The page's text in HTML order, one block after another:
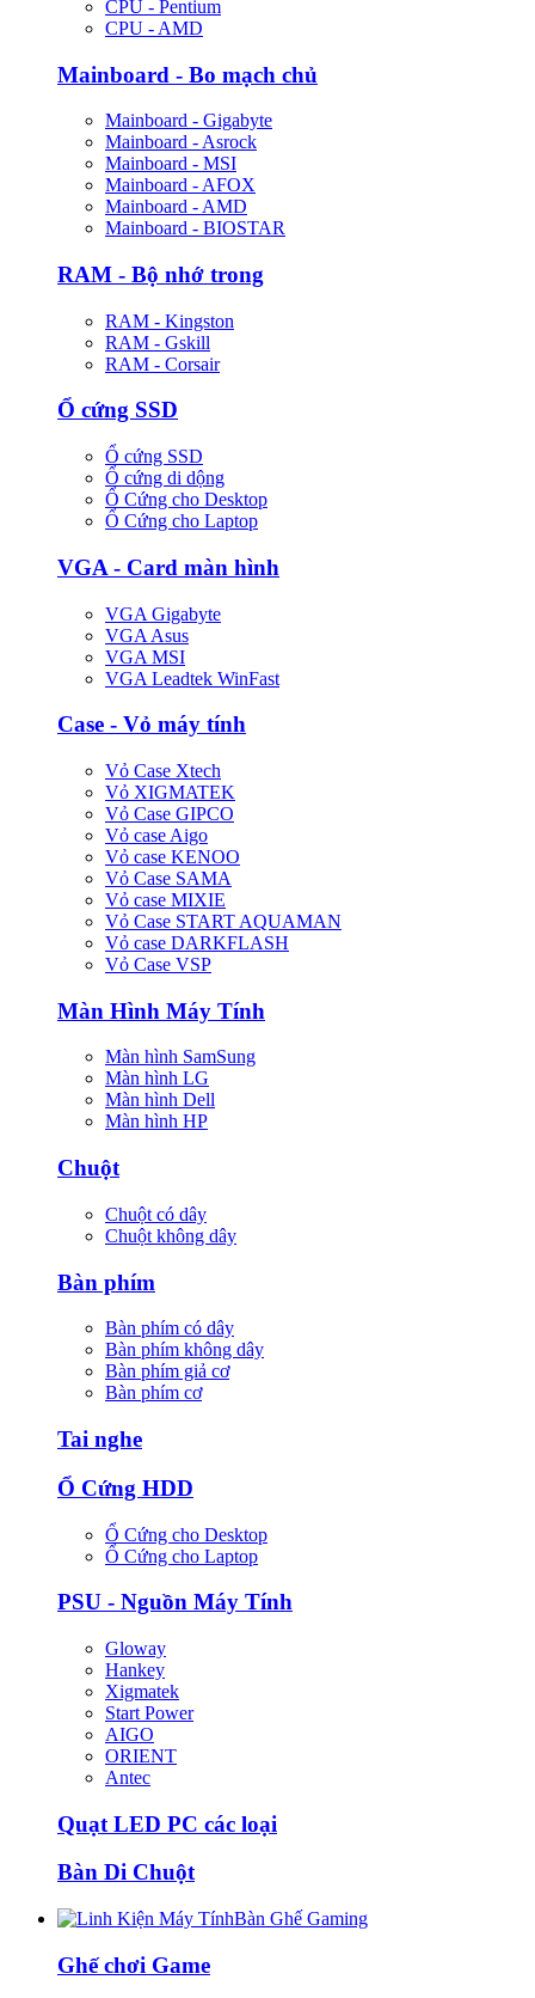
CPU - Pentium
CPU - AMD
Mainboard - Bo mạch chủ
Mainboard - Gigabyte
Mainboard - Asrock
Mainboard - MSI
Mainboard - AFOX
Mainboard - AMD
Mainboard - BIOSTAR
RAM - Bộ nhớ trong
RAM - Kingston
RAM - Gskill
RAM - Corsair
Ổ cứng SSD
Ổ cứng SSD
Ổ cứng di dộng
Ổ Cứng cho Desktop
Ổ Cứng cho Laptop
VGA - Card màn hình
VGA Gigabyte
VGA Asus
VGA MSI
VGA Leadtek WinFast
Case - Vỏ máy tính
Vỏ Case Xtech
Vỏ XIGMATEK
Vỏ Case GIPCO
Vỏ case Aigo
Vỏ case KENOO
Vỏ Case SAMA
Vỏ case MIXIE
Vỏ Case START AQUAMAN
Vỏ case DARKFLASH
Vỏ Case VSP
Màn Hình Máy Tính
Màn hình SamSung
Màn hình LG
Màn hình Dell
Màn hình HP
Chuột
Chuột có dây
Chuột không dây
Bàn phím
Bàn phím có dây
Bàn phím không dây
Bàn phím giả cơ
Bàn phím cơ
Tai nghe
Ổ Cứng HDD
Ổ Cứng cho Desktop
Ổ Cứng cho Laptop
PSU - Nguồn Máy Tính
Gloway
Hankey
Xigmatek
Start Power
AIGO
ORIENT
Antec
Quạt LED PC các loại
Bàn Di Chuột
Bàn Ghế Gaming
Ghế chơi Game